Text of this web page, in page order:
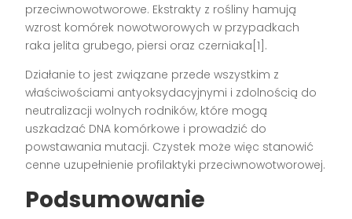
przeciwnowotworowe. Ekstrakty z rośliny hamują
wzrost komórek nowotworowych w przypadkach
raka jelita grubego, piersi oraz czerniaka[1].
Działanie to jest związane przede wszystkim z
właściwościami antyoksydacyjnymi i zdolnością do
neutralizacji wolnych rodników, które mogą
uszkadzać DNA komórkowe i prowadzić do
powstawania mutacji. Czystek może więc stanowić
cenne uzupełnienie profilaktyki przeciwnowotworowej.
Podsumowanie